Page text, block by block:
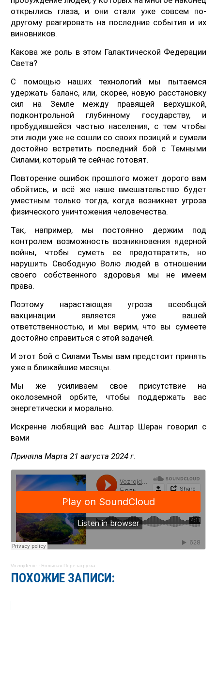
открылись глаза, и они стали уже совсем по-
другому реагировать на последние события и их
виновников.
Какова же роль в этом Галактической Федерации
Света?
С помощью наших технологий мы пытаемся
удержать баланс, или, скорее, новую расстановку
сил на Земле между правящей верхушкой,
подконтрольной глубинному государству, и
пробудившейся частью населения, с тем чтобы
эти люди уже не сошли со своих позиций и сумели
достойно встретить последний бой с Темными
Силами, который те сейчас готовят.
Повторение ошибок прошлого может дорого вам
обойтись, и всё же наше вмешательство будет
уместным только тогда, когда возникнет угроза
физического уничтожения человечества.
Так, например, мы постоянно держим под
контролем возможность возникновения ядерной
войны, чтобы суметь ее предотвратить, но
нарушить Свободную Волю людей в отношении
своего собственного здоровья мы не имеем
права.
Поэтому нарастающая угроза всеобщей
вакцинации является уже вашей
ответственностью, и мы верим, что вы сумеете
достойно справиться с этой задачей.
И этот бой с Силами Тьмы вам предстоит принять
уже в ближайшие месяцы.
Мы же усиливаем свое присутствие на
околоземной орбите, чтобы поддержать вас
энергетически и морально.
Искренне любящий вас Аштар Шеран говорил с
вами
Приняла Марта 21 августа 2024 г.
Vozrojdenie · Большая Перезагрузка
ПОХОЖИЕ ЗАПИСИ: